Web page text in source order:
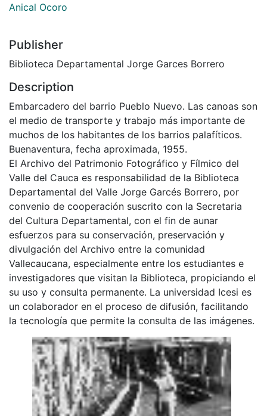
Anical Ocoro
Publisher
Biblioteca Departamental Jorge Garces Borrero
Description
Embarcadero del barrio Pueblo Nuevo. Las canoas son
el medio de transporte y trabajo más importante de
muchos de los habitantes de los barrios palafíticos.
Buenaventura, fecha aproximada, 1955.
El Archivo del Patrimonio Fotográfico y Fílmico del
Valle del Cauca es responsabilidad de la Biblioteca
Departamental del Valle Jorge Garcés Borrero, por
convenio de cooperación suscrito con la Secretaria
del Cultura Departamental, con el fin de aunar
esfuerzos para su conservación, preservación y
divulgación del Archivo entre la comunidad
Vallecaucana, especialmente entre los estudiantes e
investigadores que visitan la Biblioteca, propiciando el
su uso y consulta permanente. La universidad Icesi es
un colaborador en el proceso de difusión, facilitando
la tecnología que permite la consulta de las imágenes.